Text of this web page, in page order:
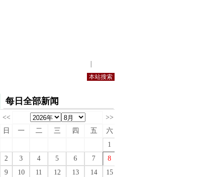
每日全部新闻
<<
>>
日
一 二 三 四 五
六
1
2
3 4 5 6 7
8
9
10 11 12 13 14
15